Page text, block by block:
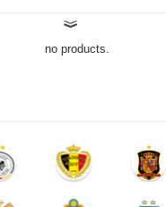
no products.